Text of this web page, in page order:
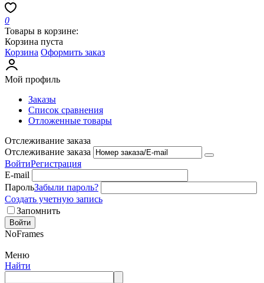
0
Товары в корзине:
Корзина пуста
Корзина Оформить заказ
Мой профиль
Заказы
Список сравнения
Отложенные товары
Отслеживание заказа
Отслеживание заказа
ВойтиРегистрация
E-mail
ПарольЗабыли пароль?
Создать учетную запись
Запомнить
Войти
NoFrames
Меню
Найти